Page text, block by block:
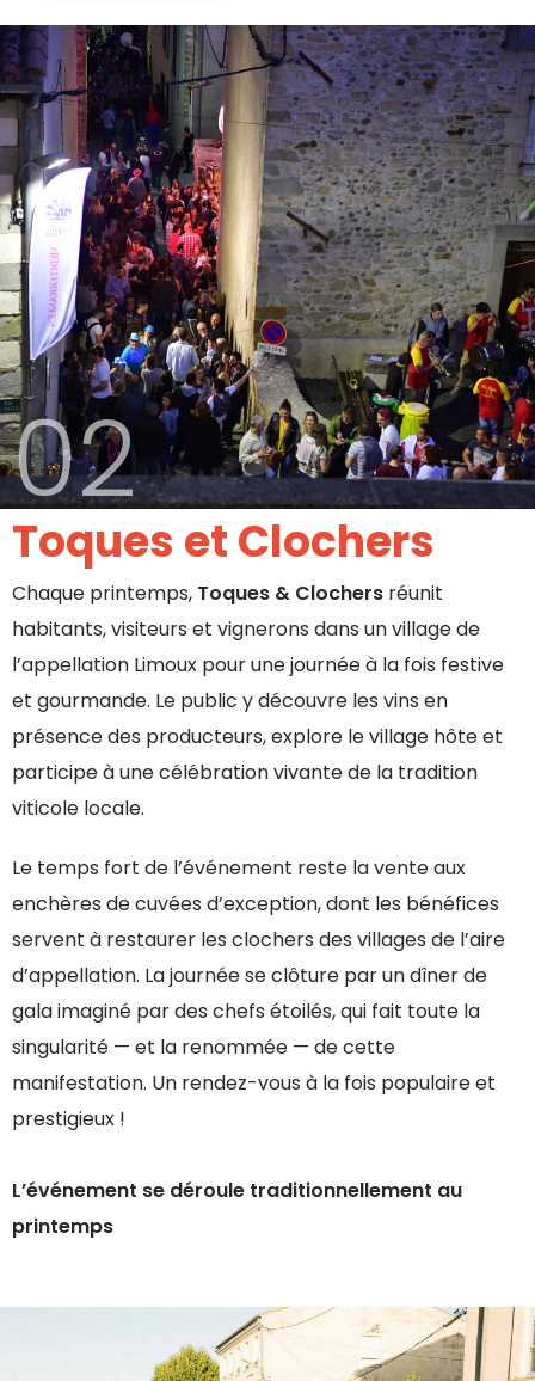
02
Toques et Clochers
Chaque printemps, Toques & Clochers réunit
habitants, visiteurs et vignerons dans un village de
l’appellation Limoux pour une journée à la fois festive
et gourmande. Le public y découvre les vins en
présence des producteurs, explore le village hôte et
participe à une célébration vivante de la tradition
viticole locale.
Le temps fort de l’événement reste la vente aux
enchères de cuvées d’exception, dont les bénéfices
servent à restaurer les clochers des villages de l’aire
d’appellation. La journée se clôture par un dîner de
gala imaginé par des chefs étoilés, qui fait toute la
singularité — et la renommée — de cette
manifestation. Un rendez-vous à la fois populaire et
prestigieux !
L’événement se déroule traditionnellement au
printemps